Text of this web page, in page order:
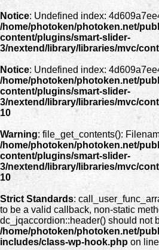
Notice: Undefined index:
/home/photoken/photoken.net/
content/plugins/smart-slider-
3/nextend/library/libraries/mvc/
Notice: Undefined index:
/home/photoken/photoken.net/
content/plugins/smart-slider-
3/nextend/library/libraries/mvc/
10
Warning: file_get_contents():
/home/photoken/photoken.net/
content/plugins/smart-slider-
3/nextend/library/libraries/mvc/
10
Strict Standards:
to be a valid callback, non-static
dc_jqaccordion::header() should not
/home/photoken/photoken.net/
includes/class-wp-hook.php on line